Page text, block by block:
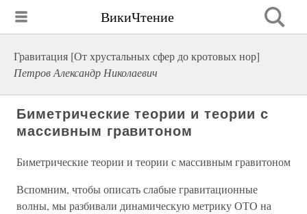
ВикиЧтение
Гравитация [От хрустальных сфер до кротовых нор]
Петров Александр Николаевич
Биметрические теории и теории с
массивным гравитоном
Биметрические теории и теории с массивным гравитоном
Вспомним, чтобы описать слабые гравитационные
волны, мы разбивали динамическую метрику ОТО на